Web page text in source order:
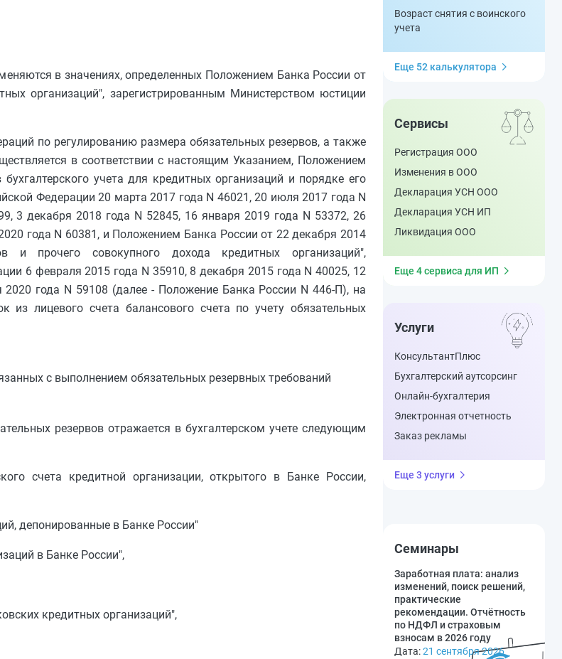
в значениях, определенных Положением Банка России от
организаций", зарегистрированным Министерством юстиции
по регулированию размера обязательных резервов, а также
в соответствии с настоящим Указанием, Положением
учета для кредитных организаций и порядке его
Федерации 20 марта 2017 года N 46021, 20 июля 2017 года N
3 декабря 2018 года N 52845, 16 января 2019 года N 53372, 26
года N 60381, и Положением Банка России от 22 декабря 2014
прочего совокупного дохода кредитных организаций",
6 февраля 2015 года N 35910, 8 декабря 2015 года N 40025, 12
года N 59108 (далее - Положение Банка России N 446-П), на
лицевого счета балансового счета по учету обязательных
с выполнением обязательных резервных требований
резервов отражается в бухгалтерском учете следующим
счета кредитной организации, открытого в Банке России,
депонированные в Банке России"
в Банке России",
кредитных организаций",
Возраст снятия с воинского
учета
Еще 52 калькулятора
Сервисы
Регистрация ООО
Изменения в ООО
Декларация УСН ООО
Декларация УСН ИП
Ликвидация ООО
Еще 4 сервиса для ИП
Услуги
КонсультантПлюс
Бухгалтерский аутсорсинг
Онлайн-бухгалтерия
Электронная отчетность
Заказ рекламы
Еще 3 услуги
Семинары
Заработная плата: анализ
изменений, поиск решений,
практические
рекомендации. Отчётность
по НДФЛ и страховым
взносам в 2026 году
Дата:21 сентября 2026